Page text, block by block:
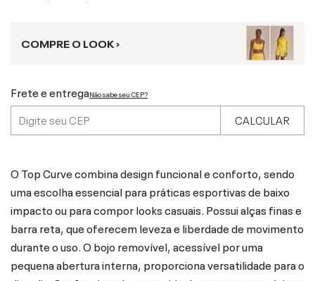
COMPRE O LOOK ›
Frete e entregaNão sabe seu CEP?
CALCULAR
O Top Curve combina design funcional e conforto, sendo
uma escolha essencial para práticas esportivas de baixo
impacto ou para compor looks casuais. Possui alças finas e
barra reta, que oferecem leveza e liberdade de movimento
durante o uso. O bojo removível, acessível por uma
pequena abertura interna, proporciona versatilidade para o